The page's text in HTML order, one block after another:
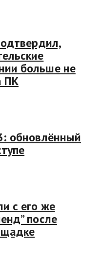
больше не
ПК
обновлённый
с его же
после